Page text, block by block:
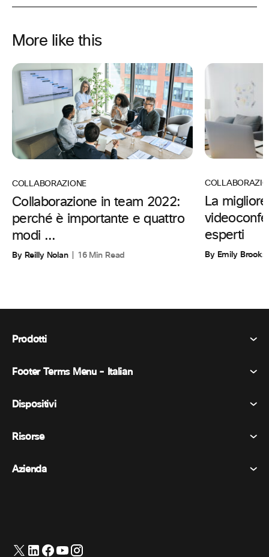
More like this
COLLABORAZIONE
Collaborazione in team 2022:
perché è importante e quattro
modi ...
By Reilly Nolan 16 Min Read
La
esperti
By Emily Brooks
Prodotti
Webex Suite
Messaggistica
Eventi
Footer Terms Menu - Italian
Termini e condizioni
Marchi
English (Inglese)
Dispositivi
Dispositivi della stanza
Cuffie
Risorse
Prezzi
Azienda
Contatta il supporto